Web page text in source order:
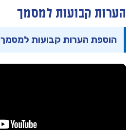
הערות קבועות למסמך
הוספת הערות קבועות למסמך